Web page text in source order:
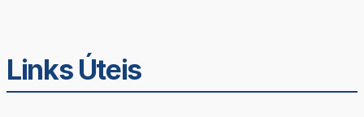
Links Úteis